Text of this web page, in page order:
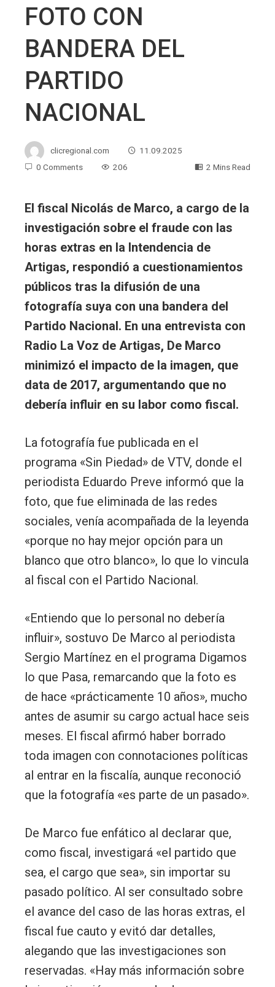
FOTO CON
BANDERA DEL
PARTIDO
NACIONAL
clicregional.com
11.09.2025
0 Comments
206 2 Mins Read
El fiscal Nicolás de Marco, a cargo de la
investigación sobre el fraude con las
horas extras en la Intendencia de
Artigas, respondió a cuestionamientos
públicos tras la difusión de una
fotografía suya con una bandera del
Partido Nacional. En una entrevista con
Radio La Voz de Artigas, De Marco
minimizó el impacto de la imagen, que
data de 2017, argumentando que no
debería influir en su labor como fiscal.
La fotografía fue publicada en el
programa «Sin Piedad» de VTV, donde el
periodista Eduardo Preve informó que la
foto, que fue eliminada de las redes
sociales, venía acompañada de la leyenda
«porque no hay mejor opción para un
blanco que otro blanco», lo que lo vincula
al fiscal con el Partido Nacional.
«Entiendo que lo personal no debería
influir», sostuvo De Marco al periodista
Sergio Martínez en el programa Digamos
lo que Pasa, remarcando que la foto es
de hace «prácticamente 10 años», mucho
antes de asumir su cargo actual hace seis
meses. El fiscal afirmó haber borrado
toda imagen con connotaciones políticas
al entrar en la fiscalía, aunque reconoció
que la fotografía «es parte de un pasado».
De Marco fue enfático al declarar que,
como fiscal, investigará «el partido que
sea, el cargo que sea», sin importar su
pasado político. Al ser consultado sobre
el avance del caso de las horas extras, el
fiscal fue cauto y evitó dar detalles,
alegando que las investigaciones son
reservadas. «Hay más información sobre